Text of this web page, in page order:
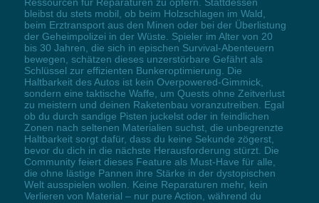
bleibst du stets mobil, ob beim Holzschlagen im Wald,
beim Erztransport aus den Minen oder bei der Überlistung
der Geheimpolizei in der Wüste. Spieler im Alter von 20
bis 30 Jahren, die sich in epischen Survival-Abenteuern
bewegen, schätzen dieses unzerstörbare Gefährt als
Schlüssel zur effizienten Bunkeroptimierung. Die
Haltbarkeit des Autos ist kein Overpowered-Gimmick,
sondern eine taktische Waffe, um Quests ohne Zeitverlust
zu meistern und deinen Raketenbau voranzutreiben. Egal
ob du durch sandige Pisten juckelst oder in feindlichen
Zonen nach seltenen Materialien suchst, die unbegrenzte
Haltbarkeit sorgt dafür, dass du keine Sekunde zögerst,
bevor du dich in die nächste Herausforderung stürzt. Die
Community feiert dieses Feature als Must-Have für alle,
die ohne lästige Pannen ihre Stärke in der dystopischen
Welt ausspielen wollen. Keine Reparaturen mehr, kein
Verlieren von Material – nur pure Action, während du